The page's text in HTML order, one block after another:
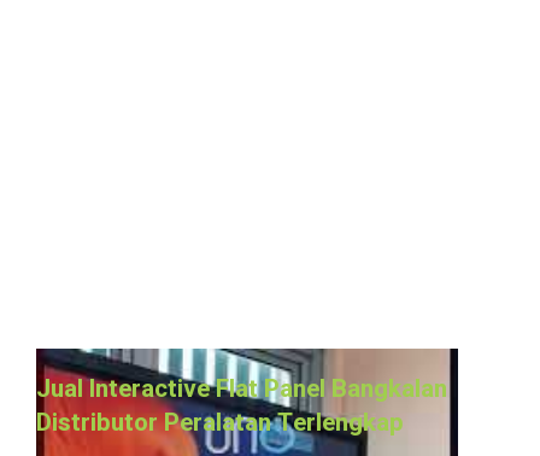
Jual Interactive Flat Panel Bangkalan
Distributor Peralatan Terlengkap